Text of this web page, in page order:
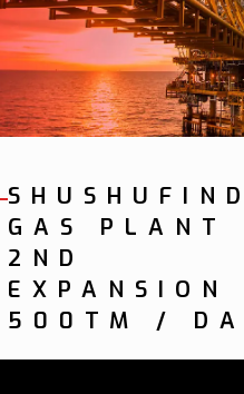
GAS PLANT
2ND
EXPANSION
500TM /